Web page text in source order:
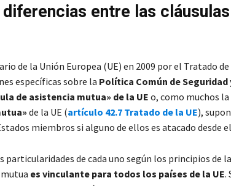
entre las
de la Unión Europea (UE) en 2009 por el Tratado de
específicas sobre la Política Común de Seguridad
de asistencia mutua» de la UE o, como muchos
» de la UE (artículo 42.7 Tratado de la UE),
miembros si alguno de ellos es atacado desde
de cada uno según los principios de la
es vinculante para todos los países de la UE.